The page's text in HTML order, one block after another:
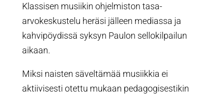
Klassisen musiikin ohjelmiston tasa-
arvokeskustelu heräsi jälleen mediassa ja
kahvipöydissä syksyn Paulon sellokilpailun
aikaan.
Miksi naisten säveltämää musiikkia ei
aktiivisesti otettu mukaan pedagogisestikin